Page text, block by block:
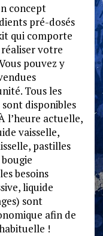
concept
pré-dosés
qui comporte
votre
pouvez y
Tous les
disponibles
l’heure actuelle,
vaisselle,
pastilles
besoins
liquide
sont
afin de
!